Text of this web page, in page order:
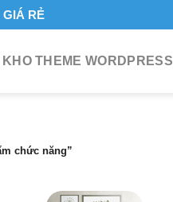
GIÁ RẺ
KHO THEME WORDPRESS
chức năng”